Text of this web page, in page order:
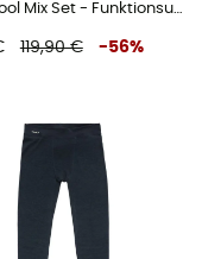
Core Wool Mix Set - Funktionsunterwäsche - Herren
119,90 € -56%